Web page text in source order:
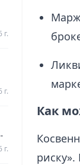
г.
г.
г.
Как